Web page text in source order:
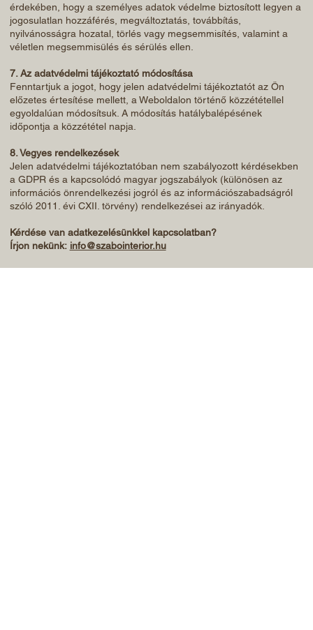
érdekében, hogy a személyes adatok védelme biztosított legyen a
jogosulatlan hozzáférés, megváltoztatás, továbbítás,
nyilvánosságra hozatal, törlés vagy megsemmisítés, valamint a
véletlen megsemmisülés és sérülés ellen.
7. Az adatvédelmi tájékoztató módosítása
Fenntartjuk a jogot, hogy jelen adatvédelmi tájékoztatót az Ön
előzetes értesítése mellett, a Weboldalon történő közzététellel
egyoldalúan módosítsuk. A módosítás hatálybalépésének
időpontja a közzététel napja.
8. Vegyes rendelkezések
Jelen adatvédelmi tájékoztatóban nem szabályozott kérdésekben
a GDPR és a kapcsolódó magyar jogszabályok (különösen az
információs önrendelkezési jogról és az információszabadságról
szóló 2011. évi CXII. törvény) rendelkezései az irányadók.
Kérdése van adatkezelésünkkel kapcsolatban?
Írjon nekünk: info@szabointerior.hu